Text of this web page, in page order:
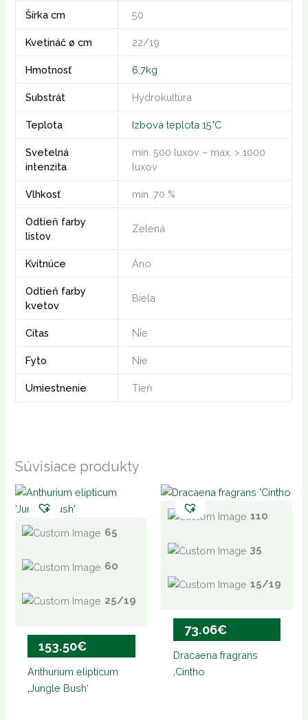
Šírka cm 50
Kvetináč ø cm 22/19
Hmotnosť 6,7kg
Substrát Hydrokultúra
Teplota Izbová teplota 15°C
Svetelná
intenzita
min. 500 luxov – max. > 1000
luxov
Vlhkosť min. 70 %
Odtieň farby
listov
Zelená
Kvitnúce Áno
Odtieň farby
kvetov
Biela
Citas Nie
Fyto Nie
Umiestnenie Tieň
Súvisiace produkty
65
60
25/19
153.50€
Anthurium elipticum
‚Jungle Bush‘
110
35
15/19
73.06€
Dracaena fragrans
‚Cintho